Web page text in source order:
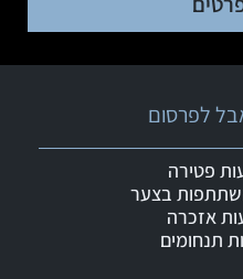
לפרסום
פטירה
בצער
אזכרה
תנחומים